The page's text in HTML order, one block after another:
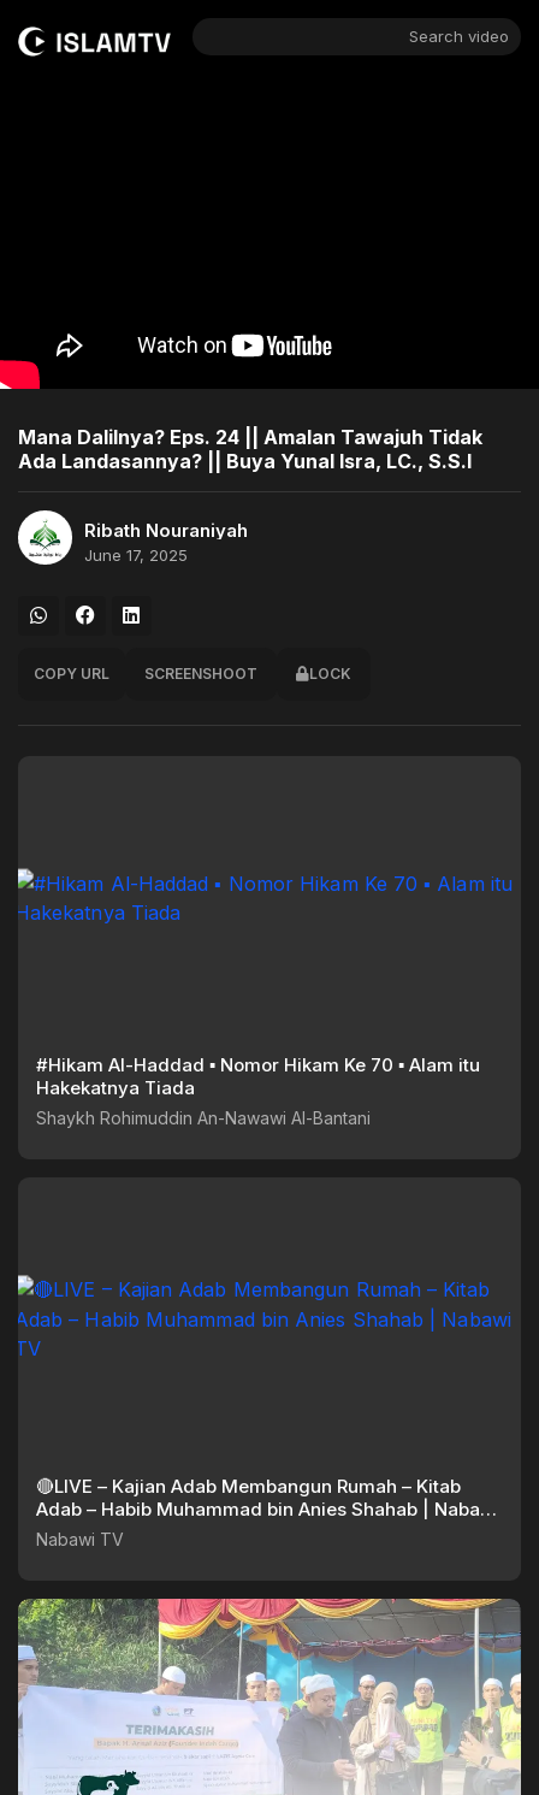
Search video
Mana Dalilnya? Eps. 24 || Amalan Tawajuh Tidak
Ada Landasannya? || Buya Yunal Isra, LC., S.S.I
Ribath Nouraniyah
June 17, 2025
COPY URL SCREENSHOOT LOCK
#Hikam Al-Haddad ▪︎ Nomor Hikam Ke 70 ▪︎ Alam itu
Hakekatnya Tiada
Shaykh Rohimuddin An-Nawawi Al-Bantani
🔴LIVE – Kajian Adab Membangun Rumah – Kitab
Adab – Habib Muhammad bin Anies Shahab | Nabawi
TV
Nabawi TV